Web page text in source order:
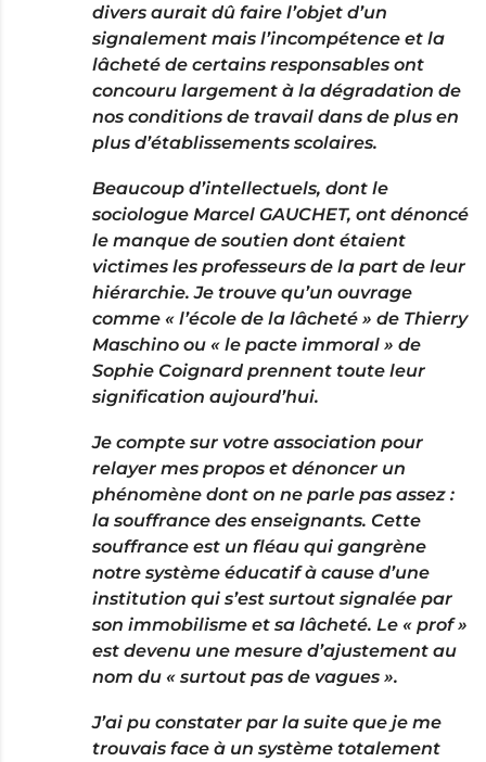
divers aurait dû faire l’objet d’un
signalement mais l’incompétence et la
lâcheté de certains responsables ont
concouru largement à la dégradation de
nos conditions de travail dans de plus en
plus d’établissements scolaires.
Beaucoup d’intellectuels, dont le
sociologue Marcel GAUCHET, ont dénoncé
le manque de soutien dont étaient
victimes les professeurs de la part de leur
hiérarchie. Je trouve qu’un ouvrage
comme « l’école de la lâcheté » de Thierry
Maschino ou « le pacte immoral » de
Sophie Coignard prennent toute leur
signification aujourd’hui.
Je compte sur votre association pour
relayer mes propos et dénoncer un
phénomène dont on ne parle pas assez :
la souffrance des enseignants. Cette
souffrance est un fléau qui gangrène
notre système éducatif à cause d’une
institution qui s’est surtout signalée par
son immobilisme et sa lâcheté. Le « prof »
est devenu une mesure d’ajustement au
nom du « surtout pas de vagues ».
J’ai pu constater par la suite que je me
trouvais face à un système totalement